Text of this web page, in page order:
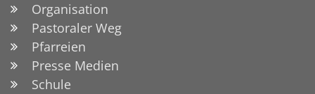
Organisation
Pastoraler Weg
Pfarreien
Presse Medien
Schule